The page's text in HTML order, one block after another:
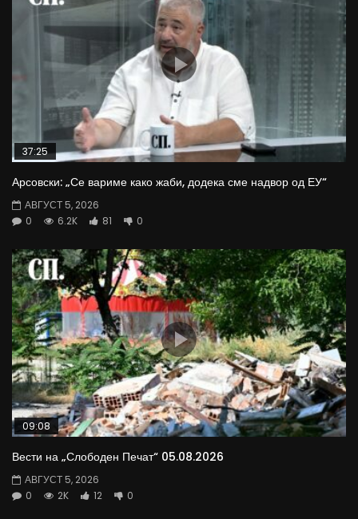
37:25
Арсовски: „Се вариме како жаби, додека сме надвор од ЕУ“
АВГУСТ 5, 2026
0
6.2K 81 0
09:08
Вести на „Слободен Печат“ 05.08.2026
АВГУСТ 5, 2026
0
2K 12 0